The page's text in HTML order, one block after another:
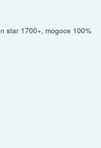
star 1700+, mogoce 100%